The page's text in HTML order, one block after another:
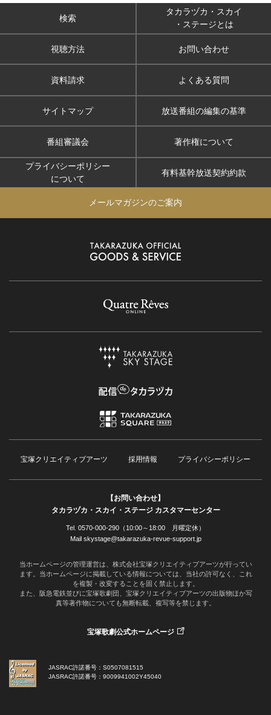
検索
タカラヅカ・スカイ
・ステージとは
視聴方法 お問い合わせ
資料請求 よくある質問
サイトマップ 放送番組の編集の基準
番組審議会 著作権について
プライバシーポリシー
について
有料基幹放送契約約款
メールマガジンのご案内
宝塚クリエイティブアーツ 採用情報 プライバシーポリシー
【お問い合わせ】
タカラヅカ・スカイ・ステージ カスタマーセンター
Tel. 0570-000-290（10:00～18:00 月曜定休）
Mail skystage@takarazuka-revue-support.jp
当ホームページの管理運営は、株式会社宝塚クリエイティブアーツが行ってい
ます。当ホームページに掲載している情報については、当社の許可なく、これ
を複製・改変することを固く禁止します。
また、阪急電鉄並びに宝塚歌劇団、宝塚クリエイティブアーツの出版物ほか写
真等著作物についても無断転載、複写等を禁じます。
宝塚歌劇公式ホームページ
JASRAC許諾番号：S0507081515
JASRAC許諾番号：9009941002Y45040